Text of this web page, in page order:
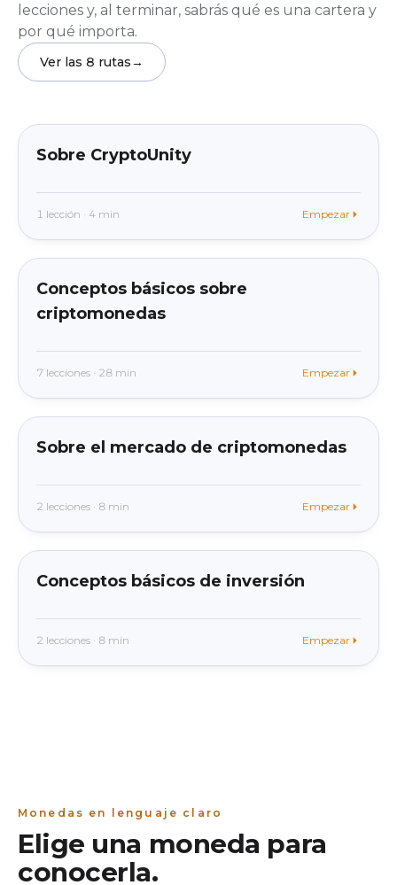
lecciones y, al terminar, sabrás qué es una cartera y
por qué importa.
Ver las 8 rutas→
Sobre CryptoUnity
1 lección · 4 min Empezar
beginner En la app
Conceptos básicos sobre
criptomonedas
7 lecciones · 28 min Empezar
beginner En la app
Sobre el mercado de criptomonedas
2 lecciones · 8 min Empezar
beginner En la app
Conceptos básicos de inversión
2 lecciones · 8 min Empezar
Monedas en lenguaje claro
Elige una moneda para
conocerla.